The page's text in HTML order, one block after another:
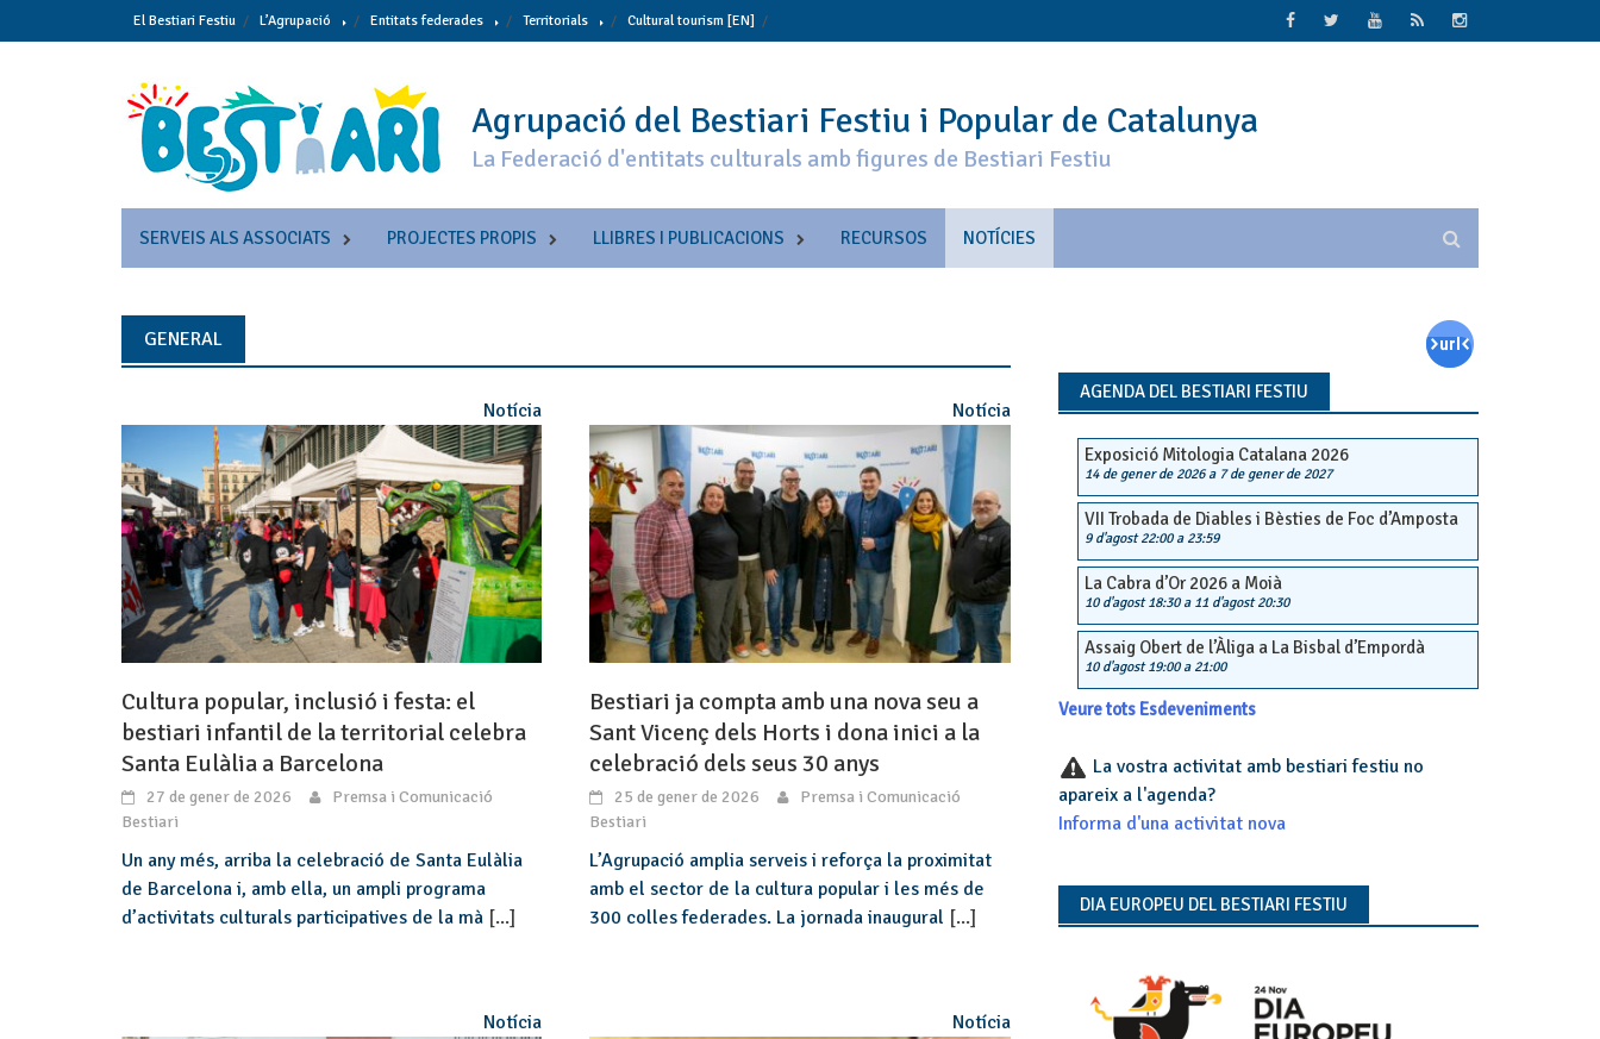
to
El Bestiari Festiu L’Agrupació Entitats federades Territorials Cultural tourism [EN]
Agrupació del Bestiari Festiu i Popular de Catalunya
La Federació d'entitats culturals amb figures de Bestiari Festiu
SERVEIS ALS ASSOCIATS PROJECTES PROPIS LLIBRES I PUBLICACIONS RECURSOS NOTÍCIES
GENERAL
Notícia
Cultura popular, inclusió i festa: el
bestiari infantil de la territorial celebra
Santa Eulàlia a Barcelona
27 de gener de 2026
Premsa i Comunicació
Bestiari
Un any més, arriba la celebració de Santa Eulàlia
de Barcelona i, amb ella, un ampli programa
d’activitats culturals participatives de la mà [...]
Notícia
Bestiari ja compta amb una nova seu a
Sant Vicenç dels Horts i dona inici a la
celebració dels seus 30 anys
25 de gener de 2026
Premsa i Comunicació
Bestiari
L’Agrupació amplia serveis i reforça la proximitat
amb el sector de la cultura popular i les més de
300 colles federades. La jornada inaugural [...]
Notícia Notícia
AGENDA DEL BESTIARI FESTIU
Exposició Mitologia Catalana 2026
14 de gener de 2026a 7 de gener de 2027
VII Trobada de Diables i Bèsties de Foc d’Amposta
9 d'agost 22:00a 23:59
La Cabra d’Or 2026 a Moià
10 d'agost 18:30a 11 d'agost 20:30
Assaig Obert de l’Àliga a La Bisbal d’Empordà
10 d'agost 19:00a 21:00
Veure tots Esdeveniments
La vostra activitat amb bestiari festiu no
apareix a l'agenda?
Informa d'una activitat nova
DIA EUROPEU DEL BESTIARI FESTIU